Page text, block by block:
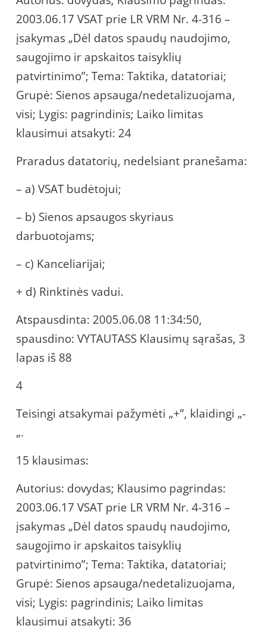
2003.06.17 VSAT prie LR VRM Nr. 4-316 –
įsakymas „Dėl datos spaudų naudojimo,
saugojimo ir apskaitos taisyklių
patvirtinimo”; Tema: Taktika, datatoriai;
Grupė: Sienos apsauga/nedetalizuojama,
visi; Lygis: pagrindinis; Laiko limitas
klausimui atsakyti: 24
Praradus datatorių, nedelsiant pranešama:
– a) VSAT budėtojui;
– b) Sienos apsaugos skyriaus
darbuotojams;
– c) Kanceliarijai;
+ d) Rinktinės vadui.
Atspausdinta: 2005.06.08 11:34:50,
spausdino: VYTAUTASS Klausimų sąrašas, 3
lapas iš 88
4
Teisingi atsakymai pažymėti „+”, klaidingi „-
„.
15 klausimas:
Autorius: dovydas; Klausimo pagrindas:
2003.06.17 VSAT prie LR VRM Nr. 4-316 –
įsakymas „Dėl datos spaudų naudojimo,
saugojimo ir apskaitos taisyklių
patvirtinimo”; Tema: Taktika, datatoriai;
Grupė: Sienos apsauga/nedetalizuojama,
visi; Lygis: pagrindinis; Laiko limitas
klausimui atsakyti: 36